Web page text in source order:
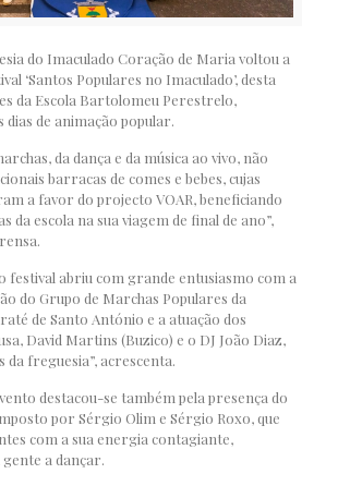
do Imaculado Coração de Maria voltou a
‘Santos Populares no Imaculado’, desta
da Escola Bartolomeu Perestrelo,
de animação popular.
da dança e da música ao vivo, não
barracas de comes e bebes, cujas
a favor do projecto VOAR, beneficiando
da escola na sua viagem de final de ano”,
festival abriu com grande entusiasmo com a
do Grupo de Marchas Populares da
de Santo António e a atuação dos
David Martins (Buzico) e o DJ João Diaz,
freguesia”, acrescenta.
destacou-se também pela presença do
por Sérgio Olim e Sérgio Roxo, que
com a sua energia contagiante,
a dançar.